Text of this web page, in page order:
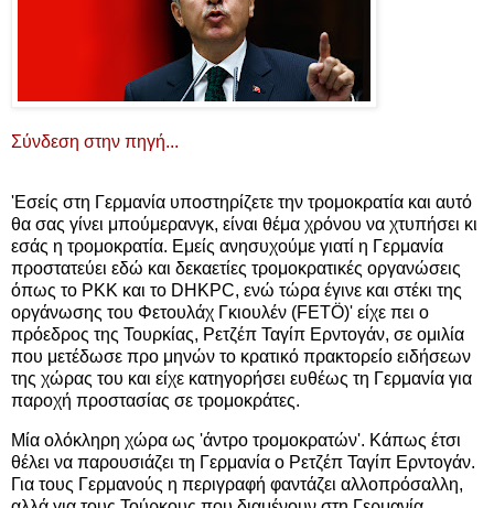
Σύνδεση στην πηγή...
'Εσείς στη Γερμανία υποστηρίζετε την τρομοκρατία και αυτό
θα σας γίνει μπούμερανγκ, είναι θέμα χρόνου να χτυπήσει κι
εσάς η τρομοκρατία. Εμείς ανησυχούμε γιατί η Γερμανία
προστατεύει εδώ και δεκαετίες τρομοκρατικές οργανώσεις
όπως το PKK και το DHKPC, ενώ τώρα έγινε και στέκι της
οργάνωσης του Φετουλάχ Γκιουλέν (FETÖ)' είχε πει ο
πρόεδρος της Τουρκίας, Ρετζέπ Ταγίπ Ερντογάν, σε ομιλία
που μετέδωσε προ μηνών το κρατικό πρακτορείο ειδήσεων
της χώρας του και είχε κατηγορήσει ευθέως τη Γερμανία για
παροχή προστασίας σε τρομοκράτες.
Μία ολόκληρη χώρα ως 'άντρο τρομοκρατών'. Κάπως έτσι
θέλει να παρουσιάζει τη Γερμανία ο Ρετζέπ Ταγίπ Ερντογάν.
Για τους Γερμανούς η περιγραφή φαντάζει αλλοπρόσαλλη,